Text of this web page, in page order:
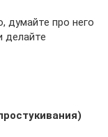
думайте про него
делайте